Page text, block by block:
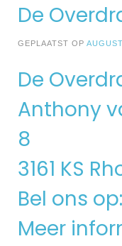
De
GEPLAATST OP
De
Anthony
8
3161 KS
Bel ons
Meer